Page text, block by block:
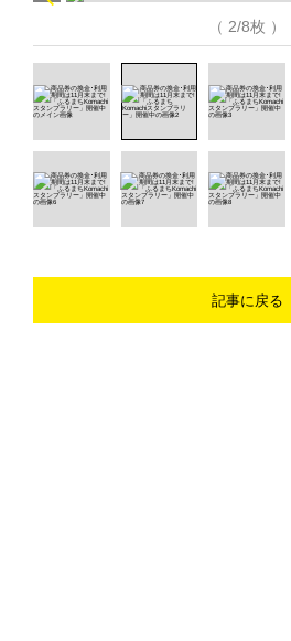
（ 2/8枚 ）
記事に戻る